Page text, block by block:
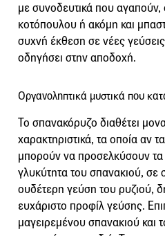
με συνοδευτικά που
κοτόπουλου ή ακόμη και
συχνή έκθεση σε νέες
οδηγήσει στην αποδοχή.
Οργανοληπτικά μυστικά που
Το σπανακόρυζο διαθέτει
χαρακτηριστικά, τα οποία αν
μπορούν να προσελκύσουν τα
γλυκύτητα του σπανακιού,
ουδέτερη γεύση του ρυζιού,
ευχάριστο προφίλ γεύσης.
μαγειρεμένου σπανακιού και